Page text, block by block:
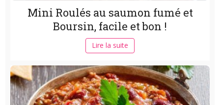
Mini Roulés au saumon fumé et
Boursin, facile et bon !
Lire la suite